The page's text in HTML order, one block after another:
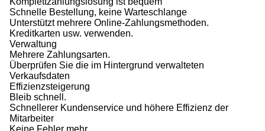
Schnelle Bestellung, keine Warteschlange
Unterstützt mehrere Online-Zahlungsmethoden.
Kreditkarten usw. verwenden.
Verwaltung
Mehrere Zahlungsarten.
Überprüfen Sie die im Hintergrund verwalteten
Verkaufsdaten
Effizienzsteigerung
Bleib schnell.
Schnellerer Kundenservice und höhere Effizienz der
Mitarbeiter
Keine Fehler mehr.